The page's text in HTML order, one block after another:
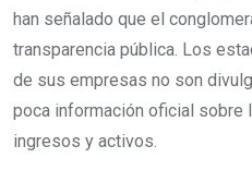
han señalado que el
transparencia pública. Los
de sus empresas no son
poca información oficial sobre
ingresos y activos.